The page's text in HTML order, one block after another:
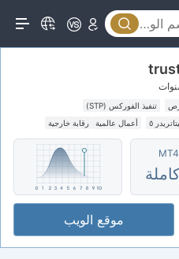
تنفيذ الفوركس (STP)
٥
أعمال عالمية رقابة خارجية
موقع الويب